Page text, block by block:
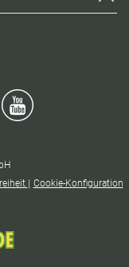
Cookie-Konfiguration